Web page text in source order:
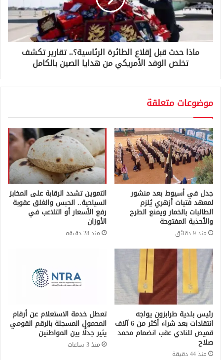
ماذا حدث قبل إقلاع الطائرة الرئاسية؟.. تقارير تكشف
تخلص الوفد الأمريكي من هدايا الصين بالكامل
موضوعات متعلقة
جدل في أسيوط بعد منشور
لمعهد فتيات أزهري يُلزم
الطالبات بالخمار ويمنع الطرح
والأحذية المفتوحة
منذ 9 دقائق
التموين تشدد الرقابة على المخابز
السياحية.. الحبس والغلق عقوبة
رفع الأسعار أو التلاعب في
الأوزان
منذ 28 دقيقة
رئيس بلدية طرابزون يواجه
انتقادات بعد شراء أكثر من 6 آلاف
قميص للنادي عقب انضمام محمد
صلاح
منذ 44 دقيقة
تعطل خدمة الاستعلام عن أرقام
المحمول المسجلة بالرقم القومي
يثير جدلًا بين المواطنين
منذ 3 ساعات